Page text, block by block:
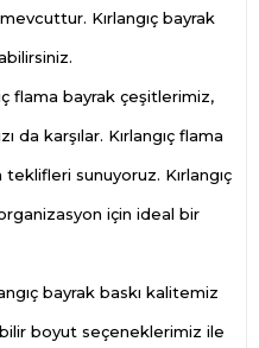
Kırlangıç bayrak
flama bayrak çeşitlerimiz,
da karşılar. Kırlangıç flama
sunuyoruz. Kırlangıç
için ideal bir
bayrak baskı kalitemiz
boyut seçeneklerimiz ile